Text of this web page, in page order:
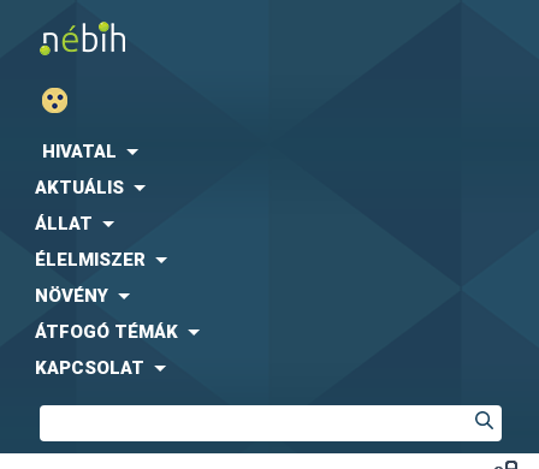
HIVATAL
AKTUÁLIS
ÁLLAT
ÉLELMISZER
NÖVÉNY
ÁTFOGÓ TÉMÁK
KAPCSOLAT